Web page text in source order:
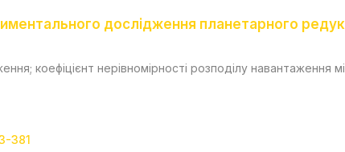
дослідження планетарного
коефіцієнт нерівномірності розподілу навантаження
381